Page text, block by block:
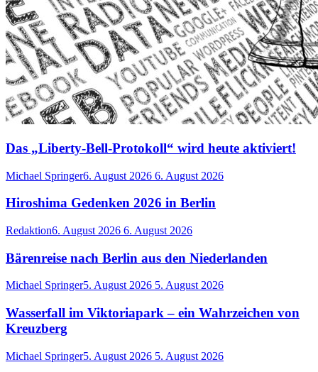
Das „Liberty-Bell-Protokoll“ wird heute aktiviert!
Michael Springer6. August 2026 6. August 2026
Hiroshima Gedenken 2026 in Berlin
Redaktion6. August 2026 6. August 2026
Bärenreise nach Berlin aus den Niederlanden
Michael Springer5. August 2026 5. August 2026
Wasserfall im Viktoriapark – ein Wahrzeichen von
Kreuzberg
Michael Springer5. August 2026 5. August 2026